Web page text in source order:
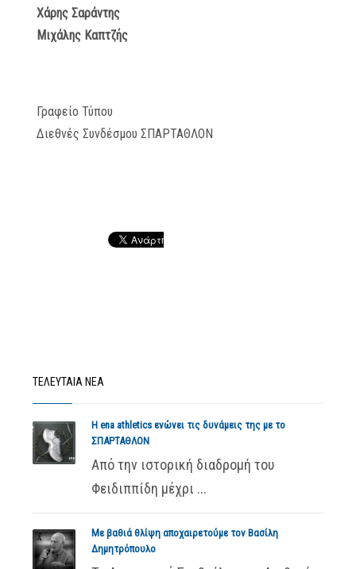
Χάρης Σαράντης
Μιχάλης Καπτζής
Γραφείο Τύπου
Διεθνές Συνδέσμου ΣΠΑΡΤΑΘΛΟΝ
ΤΕΛΕΥΤΑΙΑ ΝΕΑ
Η ena athletics ενώνει τις δυνάμεις της με το
ΣΠΑΡΤΑΘΛΟΝ
Από την ιστορική διαδρομή του
Φειδιππίδη μέχρι ...
Με βαθιά θλίψη αποχαιρετούμε τον Βασίλη
Δημητρόπουλο